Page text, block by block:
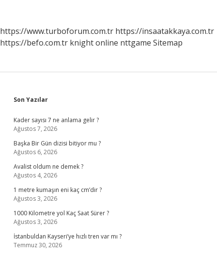
https://www.turboforum.com.tr https://insaatakkaya.com.tr
https://befo.com.tr knight online nttgame Sitemap
Sidebar
Son Yazılar
Kader sayısı 7 ne anlama gelir ?
Ağustos 7, 2026
Başka Bir Gün dizisi bitiyor mu ?
Ağustos 6, 2026
Avalist oldum ne demek ?
Ağustos 4, 2026
1 metre kumaşın eni kaç cm’dir ?
Ağustos 3, 2026
1000 Kilometre yol Kaç Saat Sürer ?
Ağustos 3, 2026
İstanbuldan Kayseri’ye hızlı tren var mı ?
Temmuz 30, 2026